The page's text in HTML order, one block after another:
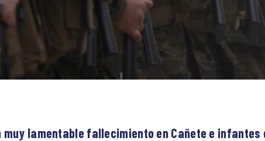
lamentable fallecimiento en Cañete e infantes